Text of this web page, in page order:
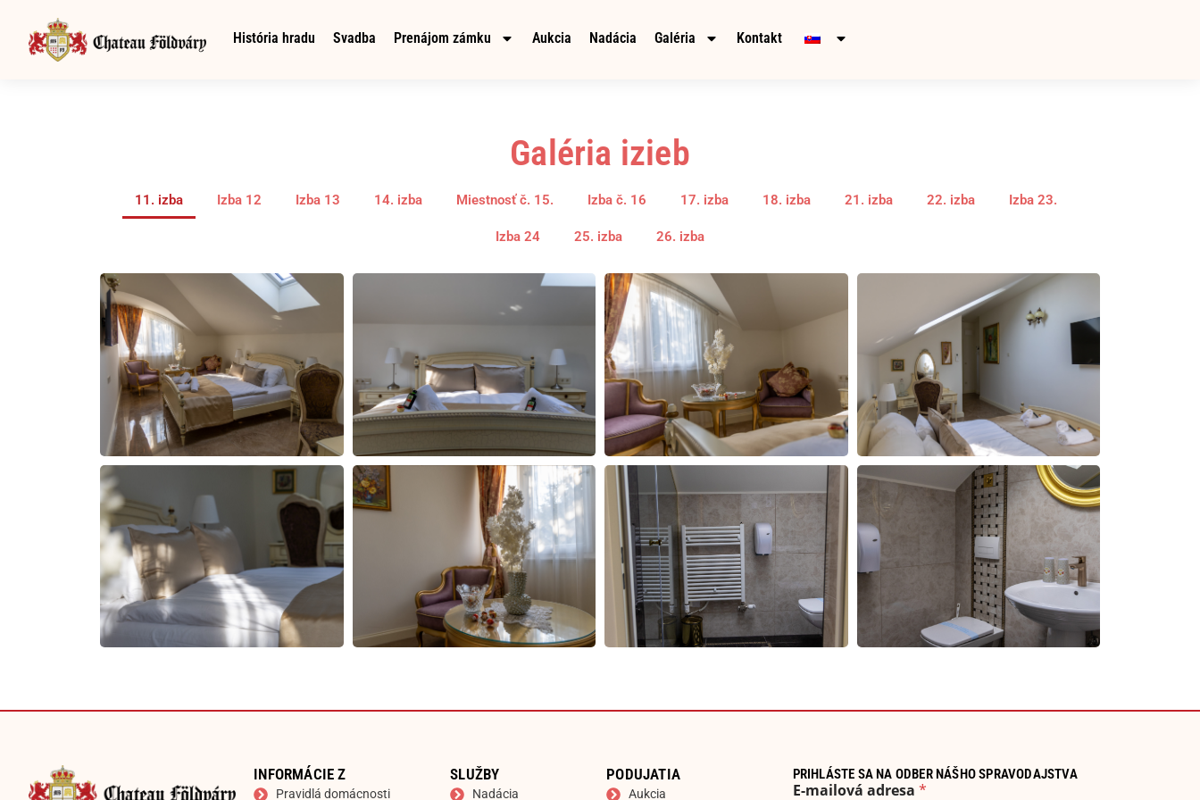
História hradu Svadba Prenájom zámku Aukcia Nadácia Galéria Kontakt
Galéria izieb
11. izba Izba 12 Izba 13 14. izba Miestnosť č. 15. Izba č. 16 17. izba 18. izba 21. izba 22. izba Izba 23.
Izba 24 25. izba 26. izba
INFORMÁCIE Z
Pravidlá domácnosti
SLUŽBY
Nadácia
PODUJATIA
Aukcia
PRIHLÁSTE SA NA ODBER NÁŠHO SPRAVODAJSTVA
E-mailová adresa *